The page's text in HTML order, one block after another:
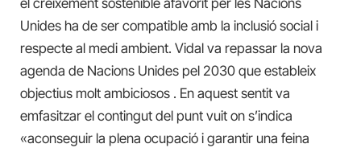
el creixement sostenible afavorit per les Nacions
Unides ha de ser compatible amb la inclusió social i
respecte al medi ambient. Vidal va repassar la nova
agenda de Nacions Unides pel 2030 que estableix
objectius molt ambiciosos . En aquest sentit va
emfasitzar el contingut del punt vuit on s’indica
«aconseguir la plena ocupació i garantir una feina